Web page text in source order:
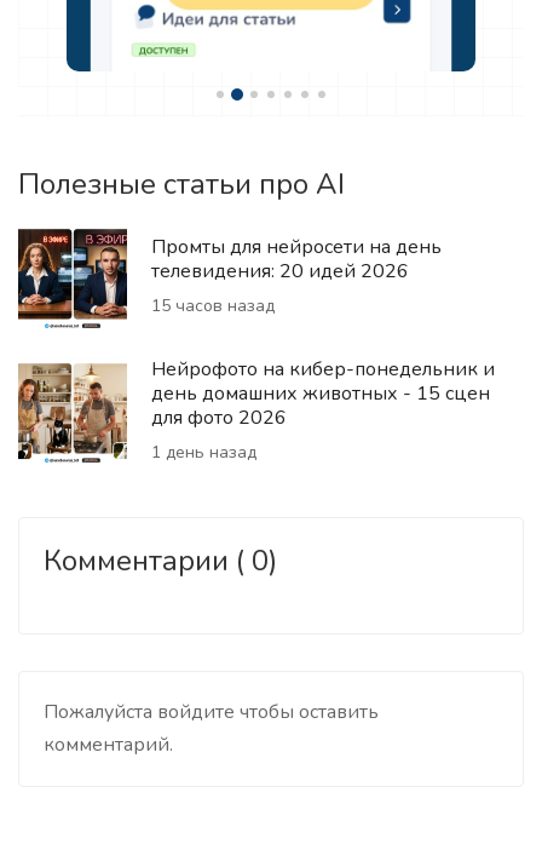
Полезные статьи про AI
Промты для нейросети на день
телевидения: 20 идей 2026
15 часов назад
Нейрофото на кибер-понедельник и
день домашних животных - 15 сцен
для фото 2026
1 день назад
Комментарии ( 0)
Пожалуйста войдите чтобы оставить
комментарий.